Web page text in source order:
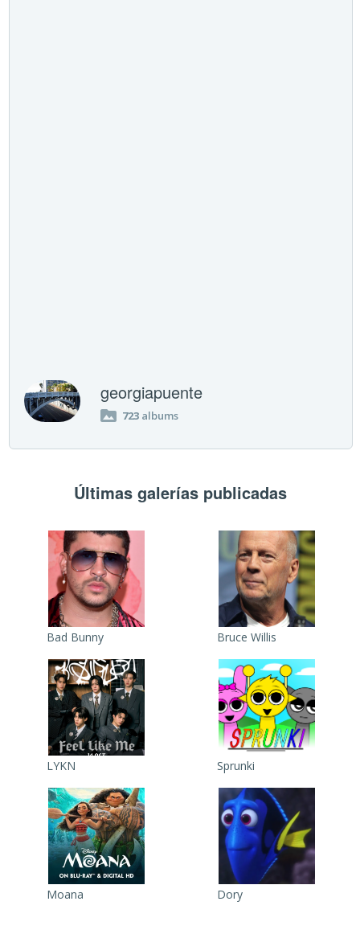
georgiapuente
723 albums
Últimas galerías publicadas
Bad Bunny Bruce Willis
LYKN Sprunki
Moana Dory